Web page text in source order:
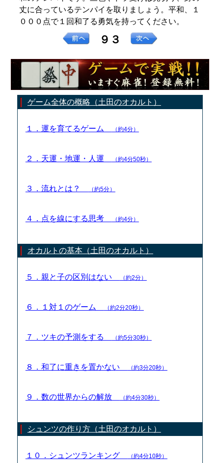
丈に合っているテンパイを取りましょう。平和、１
０００点で１回和了る勇気を持ってください。
９３
ゲーム全体の概略（土田のオカルト）
１．運を育てるゲーム （約4分）
２．天運・地運・人運 （約4分50秒）
３．流れとは？ （約5分）
４．点を線にする思考 （約4分）
オカルトの基本（土田のオカルト）
５．親と子の区別はない （約2分）
６．１対１のゲーム （約2分20秒）
７．ツキの予測をする （約5分30秒）
８．和了に重きを置かない （約3分20秒）
９．数の世界からの解放 （約4分30秒）
シュンツの作り方（土田のオカルト）
１０．シュンツランキング （約4分10秒）